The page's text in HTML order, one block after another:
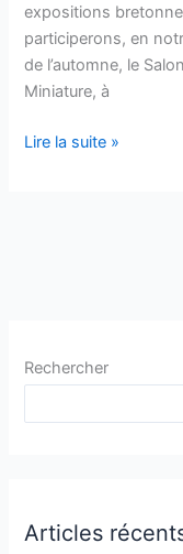
expositions
participerons, en
de l’automne, le
Miniature, à
Lire la suite »
Rechercher
Articles